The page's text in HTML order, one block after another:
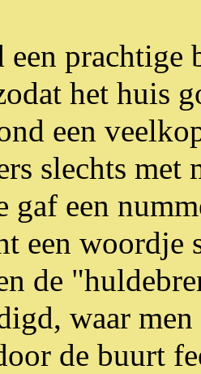
een
het huis
een
slechts met
gaf een
een woordje
de
waar
de buurt